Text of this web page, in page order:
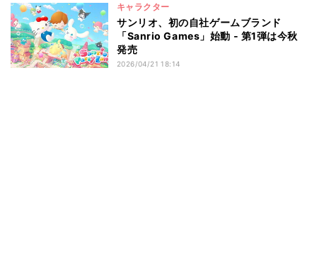
キャラクター
サンリオ、初の自社ゲームブランド
「Sanrio Games」始動 - 第1弾は今秋
発売
2026/04/21 18:14